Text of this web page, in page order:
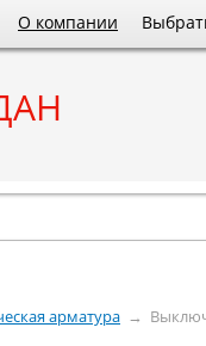
О компании
арматура →